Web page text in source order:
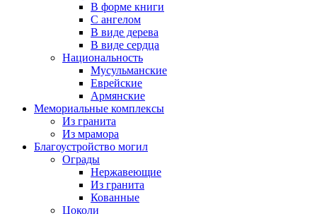
В форме книги
С ангелом
В виде дерева
В виде сердца
Национальность
Мусульманские
Еврейские
Армянские
Мемориальные комплексы
Из гранита
Из мрамора
Благоустройство могил
Ограды
Нержавеющие
Из гранита
Кованные
Цоколи